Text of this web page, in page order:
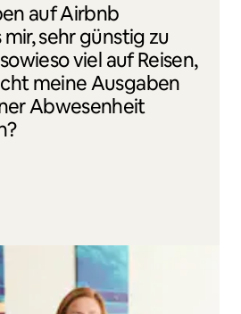
auf Airbnb
sehr günstig zu
viel auf Reisen,
meine Ausgaben
Abwesenheit